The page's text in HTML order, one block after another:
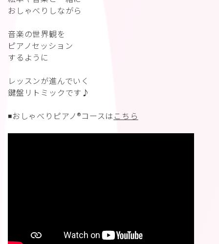
おしゃべりしながら
音楽の世界観を
ピアノセッション
するように
レッスンが進んでいく
鍵盤リトミックです♪
◾️おしゃべりピアノ®︎コースは こちら